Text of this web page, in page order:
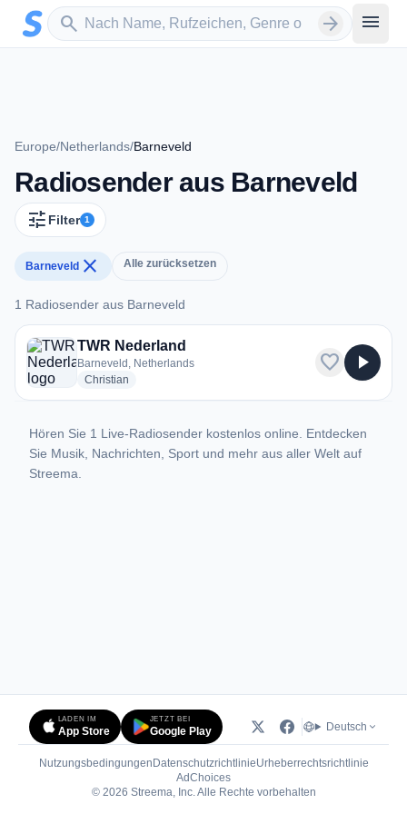
Zum Hauptinhalt springen
search
Sender suchen arrow_forward menu
Europe/Netherlands/Barneveld
Radiosender aus Barneveld
tune Filter 1
Barneveld close Alle zurücksetzen
1 Radiosender aus Barneveld
1 Radiosender aus Barneveld
TWR Nederland
Barneveld, Netherlands
Christian
favorite play_arrow
Hören Sie 1 Live-Radiosender kostenlos online. Entdecken
Sie Musik, Nachrichten, Sport und mehr aus aller Welt auf
Streema.
LADEN IM
App Store
JETZT BEI
Google Play Deutsch
Nutzungsbedingungen DatenschutzrichtlinieUrheberrechtsrichtlinie
AdChoices(öffnet in neuem Tab)
© 2026 Streema, Inc. Alle Rechte vorbehalten